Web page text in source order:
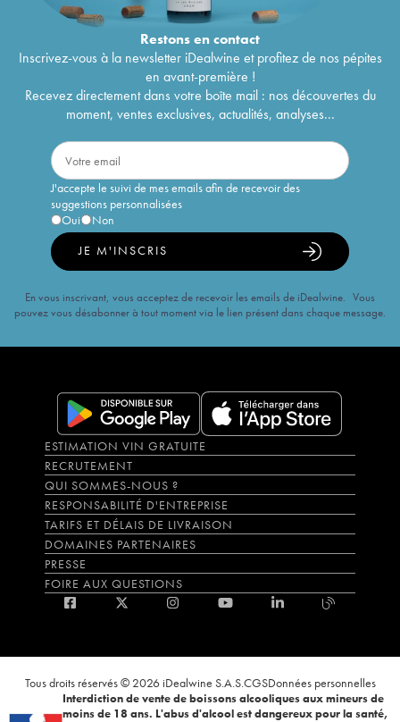
Restons encontact
Inscrivez-vous à la newsletter iDealwine et profitez de nos pépites
en avant-première !
Recevez directement dans votre boîte mail : nos découvertes du
moment, ventes exclusives, actualités, analyses...
J'accepte le suivi de mes emails afin de recevoir des
suggestions personnalisées
Oui
Non
JE M'INSCRIS
En vous inscrivant, vous acceptez de recevoir les emails de iDealwine. Vous
pouvez vous désabonner à tout moment via le lien présent dans chaque message.
ESTIMATION VIN GRATUITE
RECRUTEMENT
QUI SOMMES-NOUS ?
RESPONSABILITÉ D'ENTREPRISE
TARIFS ET DÉLAIS DE LIVRAISON
DOMAINES PARTENAIRES
PRESSE
FOIRE AUX QUESTIONS
Tous droits réservés © 2026 iDealwine S.A.S.CGSDonnées personnelles
Interdiction de vente de boissons alcooliques aux mineurs de
moins de 18 ans. L'abus d'alcool est dangereux pour la santé,